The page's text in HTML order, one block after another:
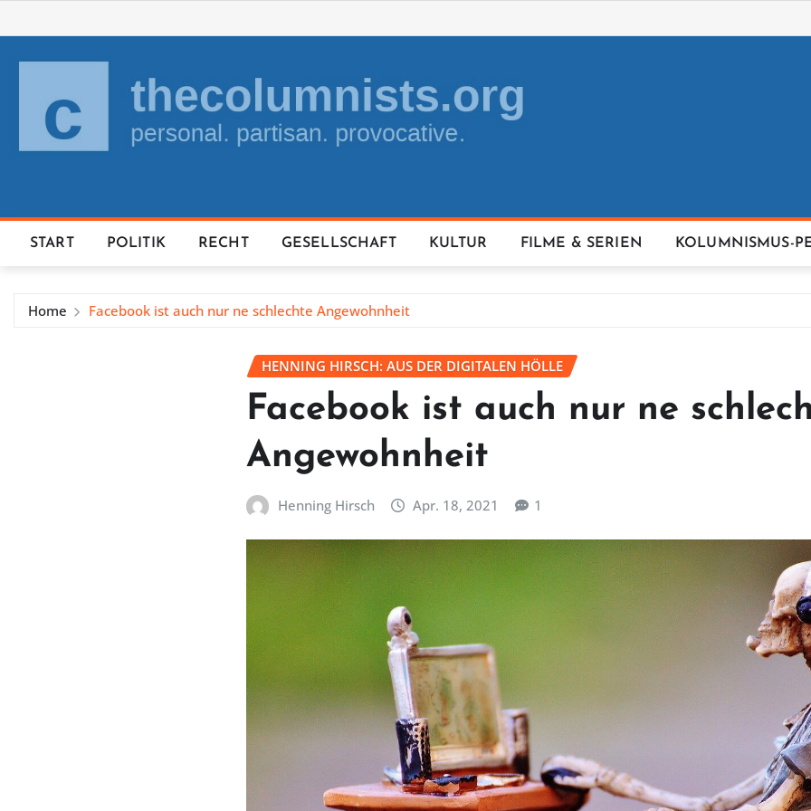
to
content
START POLITIK RECHT GESELLSCHAFT KULTUR FILME & SERIEN KOLUMNISMUS-
Home Facebook ist auch nur ne schlechte Angewohnheit
HENNING HIRSCH: AUS DER DIGITALEN HÖLLE
Facebook ist auch nur ne
Angewohnheit
Henning Hirsch Apr. 18, 2021 1